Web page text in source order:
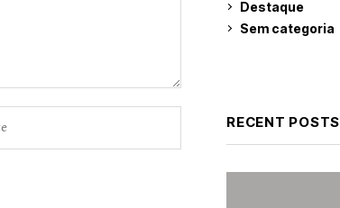
Destaque
Sem categoria
RECENT POSTS